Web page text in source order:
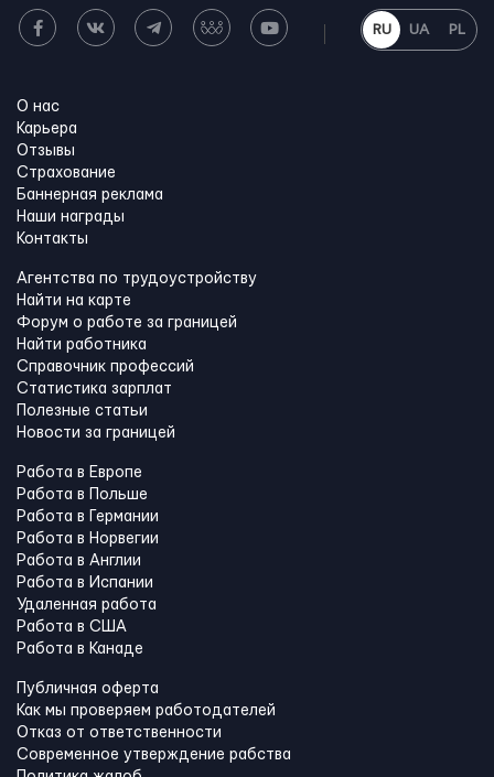
RU UA PL
О нас
Карьера
Отзывы
Страхование
Баннерная реклама
Наши награды
Контакты
Агентства по трудоустройству
Найти на карте
Форум о работе за границей
Найти работника
Справочник профессий
Статистика зарплат
Полезные статьи
Новости за границей
Работа в Европе
Работа в Польше
Работа в Германии
Работа в Норвегии
Работа в Англии
Работа в Испании
Удаленная работа
Работа в США
Работа в Канадe
Публичная оферта
Как мы проверяем работодателей
Отказ от ответственности
Современное утверждение рабства